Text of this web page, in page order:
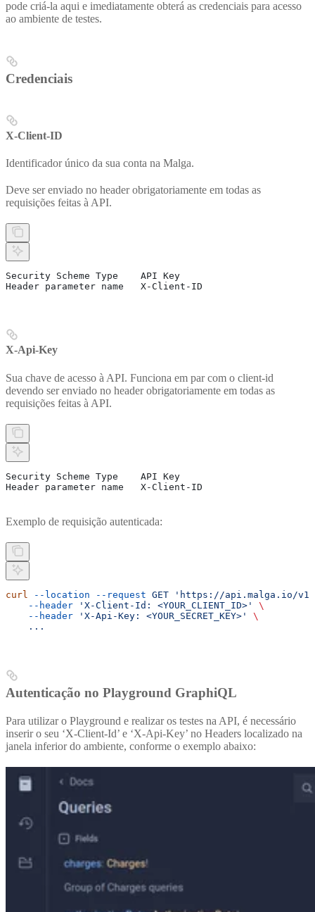
pode criá-la aqui e imediatamente obterá as credenciais para acesso
ao ambiente de testes.
Credenciais
X-Client-ID
Identificador único da sua conta na Malga.
Deve ser enviado no header obrigatoriamente em todas as
requisições feitas à API.
Security Scheme Type	API Key
Header parameter name	X-Client-ID
X-Api-Key
Sua chave de acesso à API. Funciona em par com o client-id
devendo ser enviado no header obrigatoriamente em todas as
requisições feitas à API.
Security Scheme Type	API Key
Header parameter name	X-Client-ID
Exemplo de requisição autenticada:
curl --location --request GET 'https://api.malga.io/v1/
    --header
'X-Client-Id: <YOUR_CLIENT_ID>'
\
    --header
'X-Api-Key: <YOUR_SECRET_KEY>'
\
    ...
Autenticação no Playground GraphiQL
Para utilizar o Playground e realizar os testes na API, é necessário
inserir o seu ‘X-Client-Id’ e ‘X-Api-Key’ no Headers localizado na
janela inferior do ambiente, conforme o exemplo abaixo: